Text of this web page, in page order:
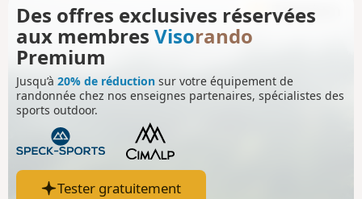
Des offres exclusives réservées
aux membres Visorando
Premium
Jusqu’à 20% de réduction sur votre équipement de
randonnée chez nos enseignes partenaires, spécialistes des
sports outdoor.
Tester gratuitement